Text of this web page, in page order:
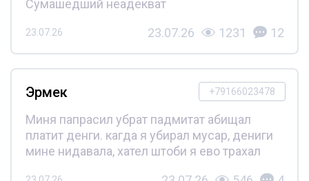
Сумашедший неадекват
23.07.26 23.07.26 1231 12
+79166023478
Эрмек
Миня папрасил убрат падмитат абищал
платит денги. кагда я убирал мусар, дениги
мине нидавала, хател штоби я ево трахал